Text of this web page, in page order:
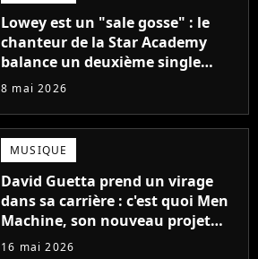
Lowey est un "sale gosse" : le
chanteur de la Star Academy
balance un deuxième single
parfait pour l'été
8 mai 2026
MUSIQUE
David Guetta prend un virage
dans sa carrière : c'est quoi Men
Machine, son nouveau projet
audacieux ?
16 mai 2026